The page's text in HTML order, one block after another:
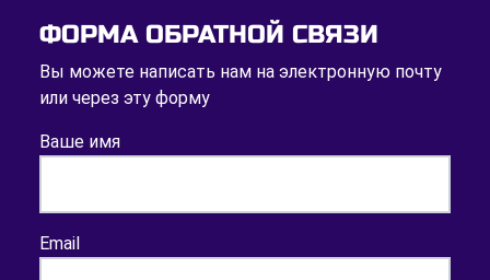
ФОРМА ОБРАТНОЙ СВЯЗИ
Вы можете написать нам на электронную почту
или через эту форму
Ваше имя
Email